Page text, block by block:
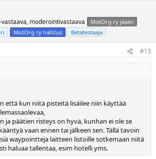
moderointivastaava
MotOrg ry jäsen
MotOrg ry hallitus Betatestaaja
#13
että kun niitä pisteitä lisäilee niin käyttää
ja päätien risteys on hyvä, kunhan ei ole se
vaan ennen tai jälkeen sen. Tällä tavoin
waypointteja laitteen listoille sotkemaan niitä
haluaa tallentaa, esim hotelli yms.